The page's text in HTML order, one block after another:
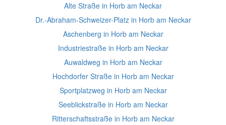
Alte Straße in Horb am Neckar
Dr.-Abraham-Schweizer-Platz in Horb am Neckar
Aschenberg in Horb am Neckar
Industriestraße in Horb am Neckar
Auwaldweg in Horb am Neckar
Hochdorfer Straße in Horb am Neckar
Sportplatzweg in Horb am Neckar
Seeblickstraße in Horb am Neckar
Ritterschaftsstraße in Horb am Neckar